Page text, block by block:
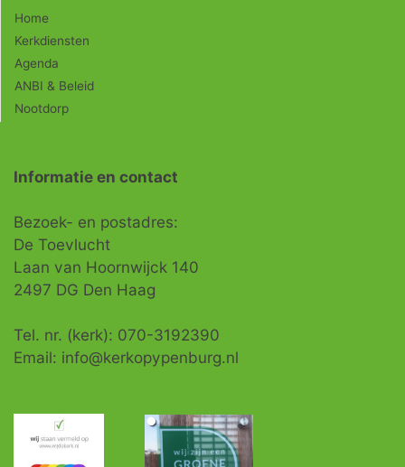
Home
Kerkdiensten
Agenda
ANBI & Beleid
Nootdorp
Informatie en contact
Bezoek- en postadres:
De Toevlucht
Laan van Hoornwijck 140
2497 DG Den Haag
Tel. nr. (kerk): 070-3192390
Email: info@kerkopypenburg.nl